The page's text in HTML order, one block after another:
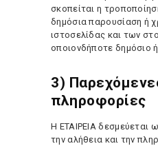
σκοπείται η
δημόσια παρουσίαση ή
ιστοσελίδας και των
οποιονδήποτε δημόσιο
3)
πληροφορίες
H ΕΤΑΙΡΕΙΑ δεσμεύεται
την αλήθεια και την